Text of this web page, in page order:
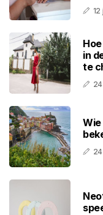
12
in
te
Wie